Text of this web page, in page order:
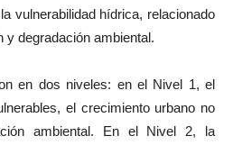
vulnerabilidad hídrica, relacionado
y degradación ambiental.
en dos niveles: en el Nivel 1, el
el crecimiento urbano no
ambiental. En el Nivel 2, la